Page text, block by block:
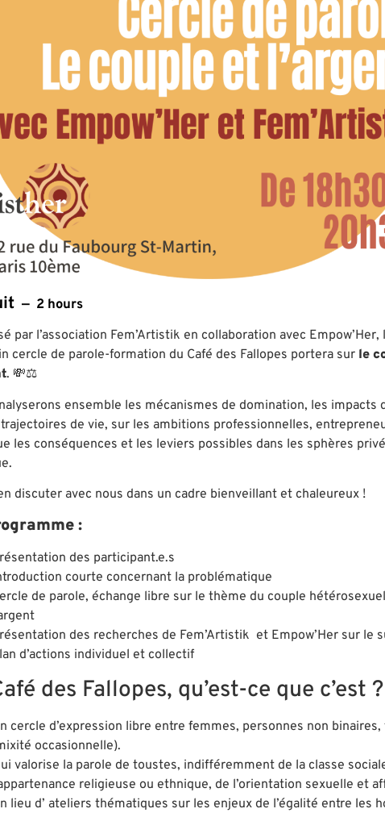
2 hours
par l’association Fem’Artistik en collaboration avec Empow’Her,
cercle de parole-formation du Café des Fallopes portera sur le
. 💸⚖️
ensemble les mécanismes de domination, les impacts
de vie, sur les ambitions professionnelles,
les conséquences et les leviers possibles dans les sphères
discuter avec nous dans un cadre bienveillant et chaleureux !
:
des participant.e.s
courte concernant la problématique
de parole, échange libre sur le thème du couple
des recherches de Fem’Artistik et Empow’Her sur le
d’actions individuel et collectif
des Fallopes, qu’est-ce que c’est
cercle d’expression libre entre femmes, personnes non binaires,
occasionnelle).
valorise la parole de toustes, indifféremment de la classe
religieuse ou ethnique, de l’orientation sexuelle et
lieu d’ ateliers thématiques sur les enjeux de l’égalité entre les